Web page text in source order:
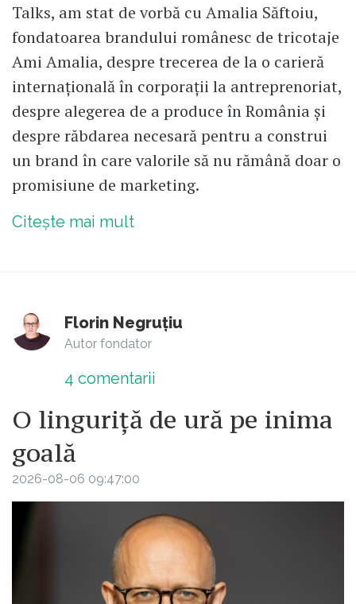
Talks, am stat de vorbă cu Amalia Săftoiu,
fondatoarea brandului românesc de tricotaje
Ami Amalia, despre trecerea de la o carieră
internațională în corporații la antreprenoriat,
despre alegerea de a produce în România și
despre răbdarea necesară pentru a construi
un brand în care valorile să nu rămână doar o
promisiune de marketing.
Citește mai mult
Florin Negruțiu
Autor fondator
4 comentarii
O linguriță de ură pe inima
goală
2026-08-06 09:47:00